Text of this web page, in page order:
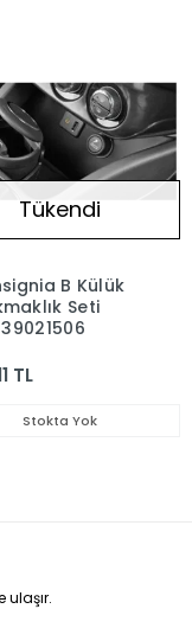
Tükendi
B Külük
Seti
TL
Stokta Yok
ulaşır.